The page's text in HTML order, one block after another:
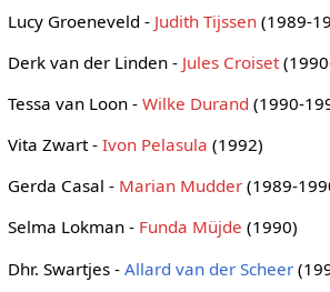
Lucy Groeneveld - Judith Tijssen(1989-
Derk van der Linden - Jules Croiset
Tessa van Loon - Wilke Durand (1990-
Vita Zwart - Ivon Pelasula (1992)
Gerda Casal - Marian Mudder(1989-
Selma Lokman - Funda Müjde (1990)
Dhr. Swartjes - Allard van der Scheer